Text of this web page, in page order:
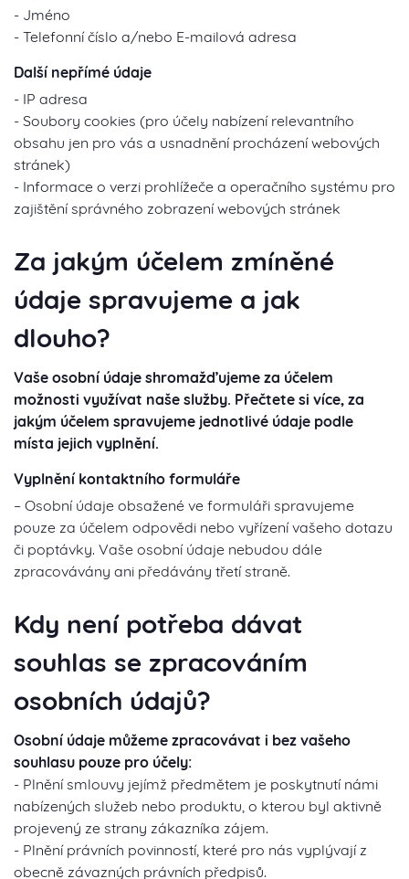
- Jméno
- Telefonní číslo a/nebo E-mailová adresa
Další nepřímé údaje
- IP adresa
- Soubory cookies (pro účely nabízení relevantního
obsahu jen pro vás a usnadnění procházení webových
stránek)
- Informace o verzi prohlížeče a operačního systému pro
zajištění správného zobrazení webových stránek
Za jakým účelem zmíněné
údaje spravujeme a jak
dlouho?
Vaše osobní údaje shromažďujeme za účelem
možnosti využívat naše služby. Přečtete si více, za
jakým účelem spravujeme jednotlivé údaje podle
místa jejich vyplnění.
Vyplnění kontaktního formuláře
– Osobní údaje obsažené ve formuláři spravujeme
pouze za účelem odpovědi nebo vyřízení vašeho dotazu
či poptávky. Vaše osobní údaje nebudou dále
zpracovávány ani předávány třetí straně.
Kdy není potřeba dávat
souhlas se zpracováním
osobních údajů?
Osobní údaje můžeme zpracovávat i bez vašeho
souhlasu pouze pro účely:
- Plnění smlouvy jejímž předmětem je poskytnutí námi
nabízených služeb nebo produktu, o kterou byl aktivně
projevený ze strany zákazníka zájem.
- Plnění právních povinností, které pro nás vyplývají z
obecně závazných právních předpisů.